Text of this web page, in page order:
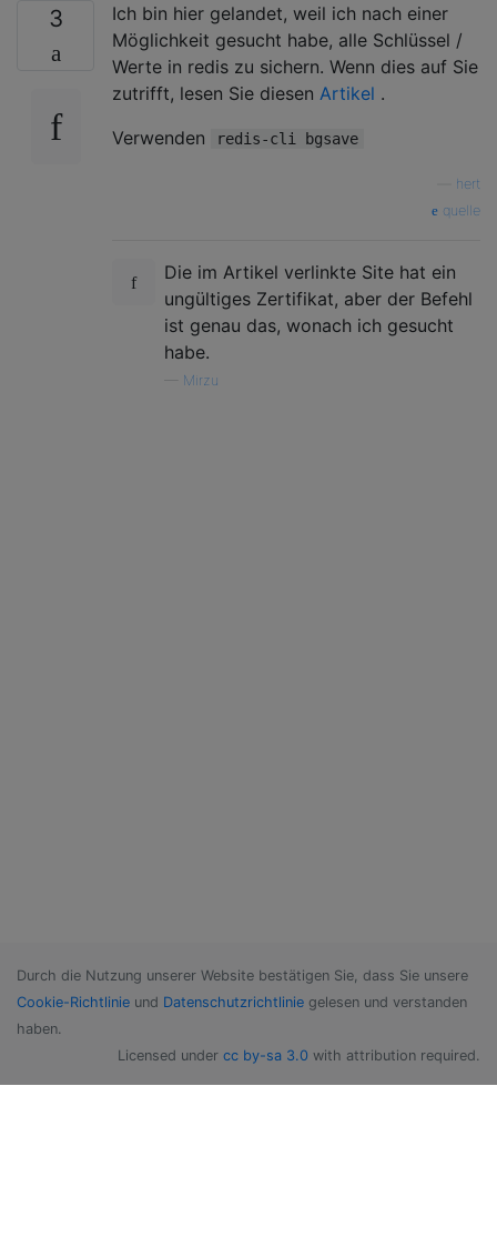
3
Ich bin hier gelandet, weil ich nach einer
Möglichkeit gesucht habe, alle Schlüssel /
Werte in redis zu sichern. Wenn dies auf Sie
zutrifft, lesen Sie diesen Artikel .
Verwenden
redis-cli bgsave
hert
quelle
Die im Artikel verlinkte Site hat ein
ungültiges Zertifikat, aber der Befehl
ist genau das, wonach ich gesucht
habe.
Mirzu
Durch die Nutzung unserer Website bestätigen Sie, dass Sie unsere
Cookie-Richtlinie und Datenschutzrichtlinie gelesen und verstanden
haben.
Licensed under cc by-sa 3.0 with attribution required.